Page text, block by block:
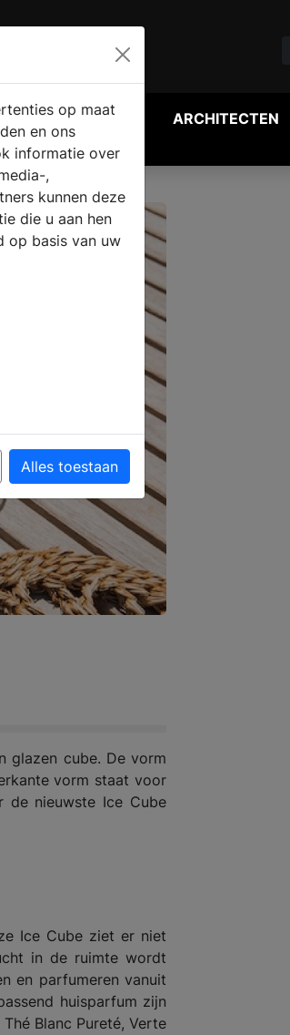
WEBSHOP ARCHITECTEN
glazen cube. De vorm
vorm staat voor
de nieuwste Ice Cube
Ice Cube ziet er niet
in de ruimte wordt
en parfumeren vanuit
huisparfum zijn
Blanc Pureté, Verte
op maat
en ons
informatie over
,
kunnen deze
die u aan hen
op basis van uw
Alles toestaan